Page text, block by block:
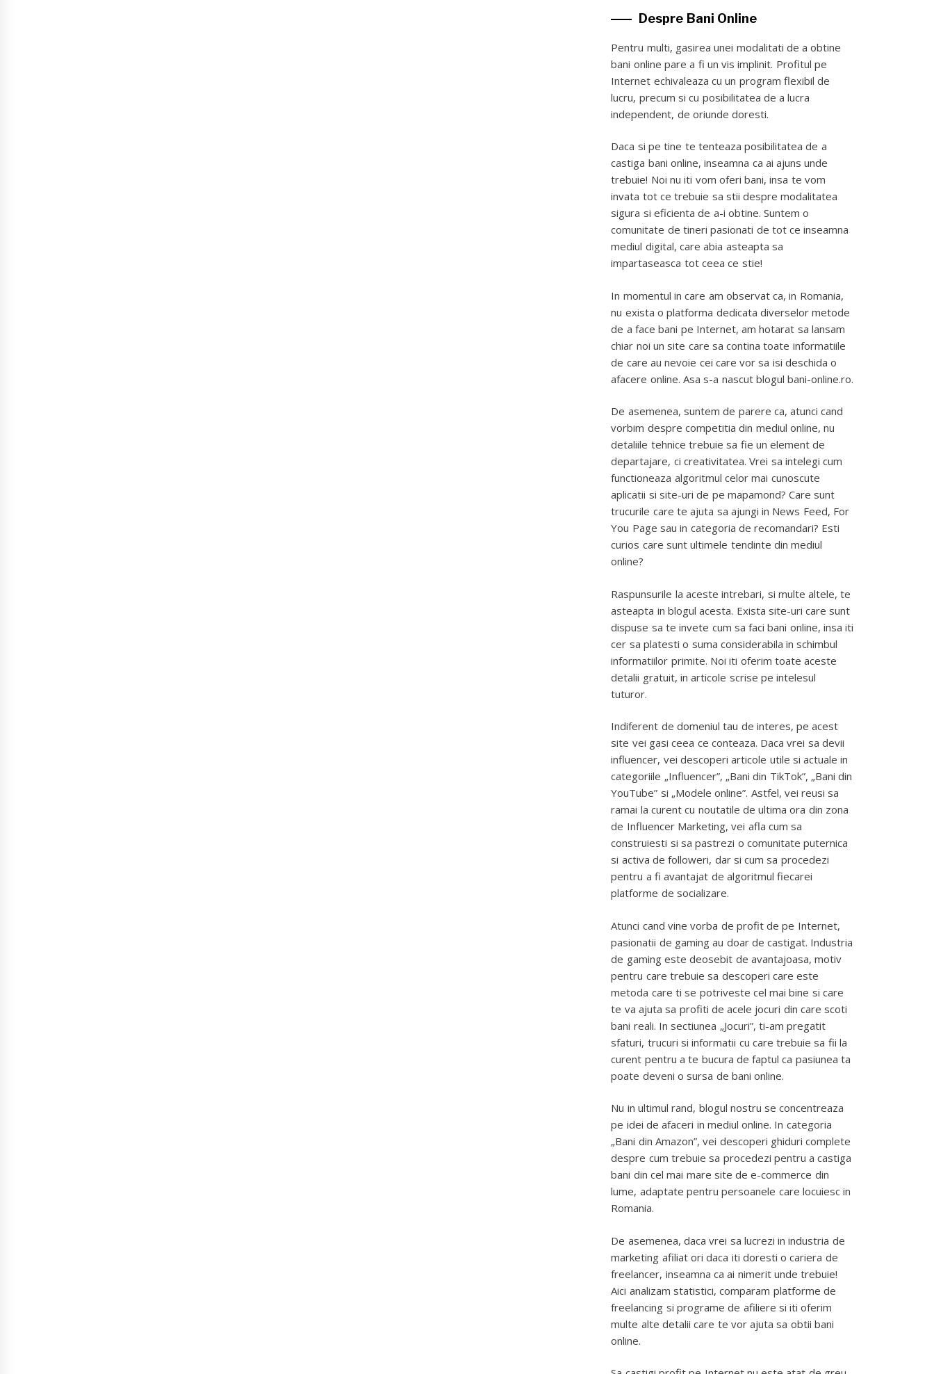
Despre Bani Online
Pentru multi, gasirea unei modalitati de a obtine
bani online pare a fi un vis implinit. Profitul pe
Internet echivaleaza cu un program flexibil de
lucru, precum si cu posibilitatea de a lucra
independent, de oriunde doresti.
Daca si pe tine te tenteaza posibilitatea de a
castiga bani online, inseamna ca ai ajuns unde
trebuie! Noi nu iti vom oferi bani, insa te vom
invata tot ce trebuie sa stii despre modalitatea
sigura si eficienta de a-i obtine. Suntem o
comunitate de tineri pasionati de tot ce inseamna
mediul digital, care abia asteapta sa
impartaseasca tot ceea ce stie!
In momentul in care am observat ca, in Romania,
nu exista o platforma dedicata diverselor metode
de a face bani pe Internet, am hotarat sa lansam
chiar noi un site care sa contina toate informatiile
de care au nevoie cei care vor sa isi deschida o
afacere online. Asa s-a nascut blogul bani-online.ro.
De asemenea, suntem de parere ca, atunci cand
vorbim despre competitia din mediul online, nu
detaliile tehnice trebuie sa fie un element de
departajare, ci creativitatea. Vrei sa intelegi cum
functioneaza algoritmul celor mai cunoscute
aplicatii si site-uri de pe mapamond? Care sunt
trucurile care te ajuta sa ajungi in News Feed, For
You Page sau in categoria de recomandari? Esti
curios care sunt ultimele tendinte din mediul
online?
Raspunsurile la aceste intrebari, si multe altele, te
asteapta in blogul acesta. Exista site-uri care sunt
dispuse sa te invete cum sa faci bani online, insa iti
cer sa platesti o suma considerabila in schimbul
informatiilor primite. Noi iti oferim toate aceste
detalii gratuit, in articole scrise pe intelesul
tuturor.
Indiferent de domeniul tau de interes, pe acest
site vei gasi ceea ce conteaza. Daca vrei sa devii
influencer, vei descoperi articole utile si actuale in
categoriile „Influencer”, „Bani din TikTok”, „Bani din
YouTube” si „Modele online”. Astfel, vei reusi sa
ramai la curent cu noutatile de ultima ora din zona
de Influencer Marketing, vei afla cum sa
construiesti si sa pastrezi o comunitate puternica
si activa de followeri, dar si cum sa procedezi
pentru a fi avantajat de algoritmul fiecarei
platforme de socializare.
Atunci cand vine vorba de profit de pe Internet,
pasionatii de gaming au doar de castigat. Industria
de gaming este deosebit de avantajoasa, motiv
pentru care trebuie sa descoperi care este
metoda care ti se potriveste cel mai bine si care
te va ajuta sa profiti de acele jocuri din care scoti
bani reali. In sectiunea „Jocuri”, ti-am pregatit
sfaturi, trucuri si informatii cu care trebuie sa fii la
curent pentru a te bucura de faptul ca pasiunea ta
poate deveni o sursa de bani online.
Nu in ultimul rand, blogul nostru se concentreaza
pe idei de afaceri in mediul online. In categoria
„Bani din Amazon”, vei descoperi ghiduri complete
despre cum trebuie sa procedezi pentru a castiga
bani din cel mai mare site de e-commerce din
lume, adaptate pentru persoanele care locuiesc in
Romania.
De asemenea, daca vrei sa lucrezi in industria de
marketing afiliat ori daca iti doresti o cariera de
freelancer, inseamna ca ai nimerit unde trebuie!
Aici analizam statistici, comparam platforme de
freelancing si programe de afiliere si iti oferim
multe alte detalii care te vor ajuta sa obtii bani
online.